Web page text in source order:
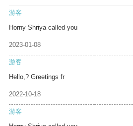
游客
Horny Shriya called you
2023-01-08
游客
Hello,? Greetings fr
2022-10-18
游客